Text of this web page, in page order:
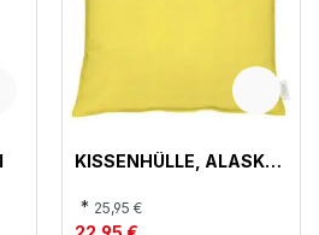
KISSENHÜLLE, ALASKA
* 25,95 €